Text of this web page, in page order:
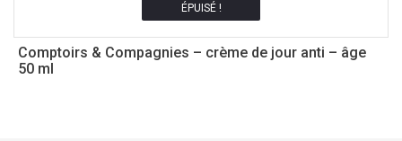
ÉPUISÉ !
Comptoirs & Compagnies – crème de jour anti – âge
50 ml